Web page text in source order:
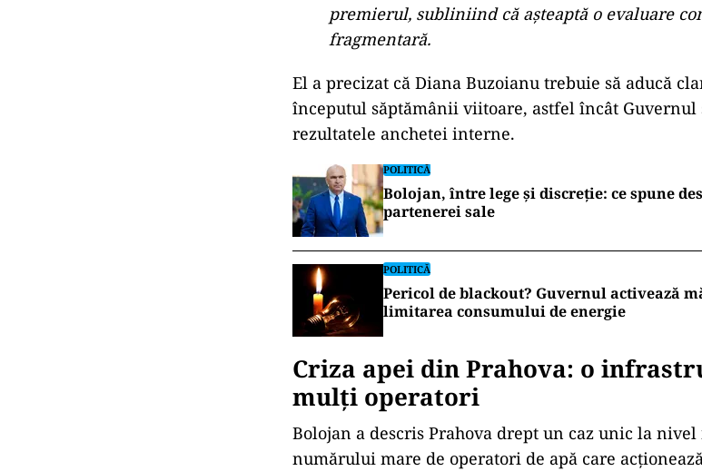
premierul, subliniind că așteaptă o evaluare
fragmentară.
El a precizat că Diana Buzoianu trebuie să aducă
începutul săptămânii viitoare, astfel încât Guvernul
rezultatele anchetei interne.
POLITICĂ
Bolojan, între lege și discreție: ce spune
partenerei sale
POLITICĂ
Pericol de blackout? Guvernul activează
limitarea consumului de energie
Criza apei din Prahova: o
mulți operatori
Bolojan a descris Prahova drept un caz unic la
numărului mare de operatori de apă care